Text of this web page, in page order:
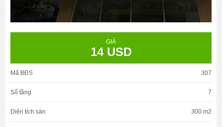
GIÁ
14 USD
Mã BĐS 307
Số tầng 7
Diện tích sàn 300 m2